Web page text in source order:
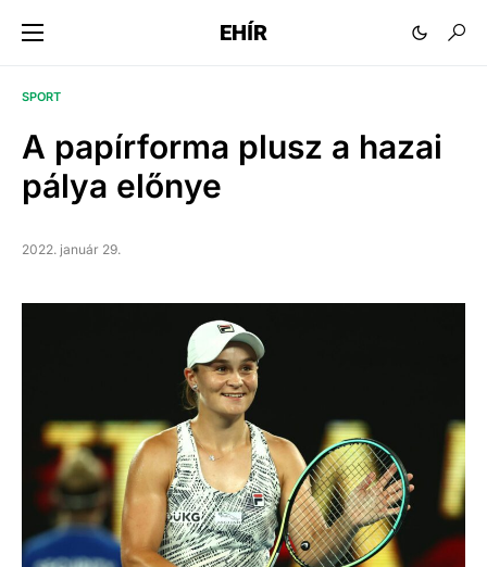
EHÍR
SPORT
A papírforma plusz a hazai
pálya előnye
2022. január 29.